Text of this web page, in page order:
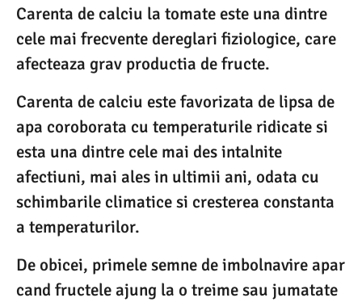
Carenta de calciu la tomate este una dintre
cele mai frecvente dereglari fiziologice, care
afecteaza grav productia de fructe.
Carenta de calciu este favorizata de lipsa de
apa coroborata cu temperaturile ridicate si
esta una dintre cele mai des intalnite
afectiuni, mai ales in ultimii ani, odata cu
schimbarile climatice si cresterea constanta
a temperaturilor.
De obicei, primele semne de imbolnavire apar
cand fructele ajung la o treime sau jumatate